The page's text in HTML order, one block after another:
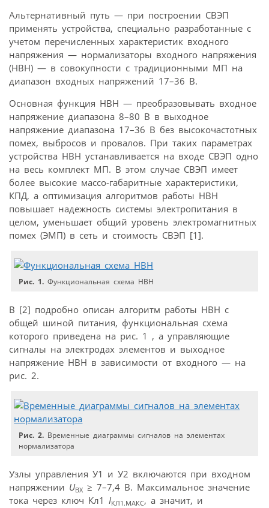
Альтернативный путь — при построении СВЭП
применять устройства, специально разработанные с
учетом перечисленных характеристик входного
напряжения — нормализаторы входного напряжения
(НВН) — в совокупности с традиционными МП на
диапазон входных напряжений 17–36 В.
Основная функция НВН — преобразовывать входное
напряжение диапазона 8–80 В в выходное
напряжение диапазона 17–36 В без высокочастотных
помех, выбросов и провалов. При таких параметрах
устройства НВН устанавливается на входе СВЭП одно
на весь комплект МП. В этом случае СВЭП имеет
более высокие массо-габаритные характеристики,
КПД, а оптимизация алгоритмов работы НВН
повышает надежность системы электропитания в
целом, уменьшает общий уровень электромагнитных
помех (ЭМП) в сеть и стоимость СВЭП [1].
Рис. 1. Функциональная схема НВН
В [2] подробно описан алгоритм работы НВН с
общей шиной питания, функциональная схема
которого приведена на рис. 1 , а управляющие
сигналы на электродах элементов и выходное
напряжение НВН в зависимости от входного — на
рис. 2.
Рис. 2. Временные диаграммы сигналов на элементах
нормализатора
Узлы управления У1 и У2 включаются при входном
напряжении UВХ ≥ 7–7,4 В. Максимальное значение
тока через ключ Кл1 IКЛ1.МАКС, а значит, и